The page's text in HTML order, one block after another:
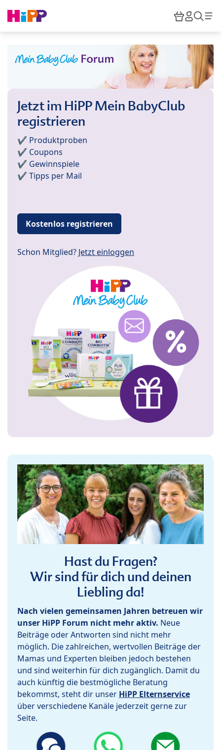
HiPP
Jetzt im HiPP Mein BabyClub
registrieren
✔️ Produktproben
✔️ Coupons
✔️ Gewinnspiele
✔️ Tipps per Mail
Kostenlos registrieren
Schon Mitglied? Jetzt einloggen
Hast du Fragen?
Wir sind für dich und deinen
Liebling da!
Nach vielen gemeinsamen Jahren betreuen wir
unser HiPP Forum nicht mehr aktiv. Neue
Beiträge oder Antworten sind nicht mehr
möglich. Die zahlreichen, wertvollen Beiträge der
Mamas und Experten bleiben jedoch bestehen
und sind weiterhin für dich zugänglich. Damit du
auch künftig die bestmögliche Beratung
bekommst, steht dir unser HiPP Elternservice
über verschiedene Kanäle jederzeit gerne zur
Seite.